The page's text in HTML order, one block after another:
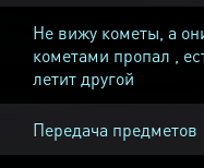
Не вижу кометы, а
кометами пропал ,
летит другой
Передача предметов